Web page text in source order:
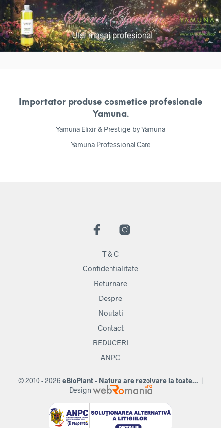
Importator produse cosmetice profesionale
Yamuna.
Yamuna Elixir & Prestige by Yamuna
Yamuna Professional Care
T & C
Confidentialitate
Returnare
Despre
Noutati
Contact
REDUCERI
ANPC
© 2010 - 2026 eBioPlant - Natura are rezolvare la toate... |
Design